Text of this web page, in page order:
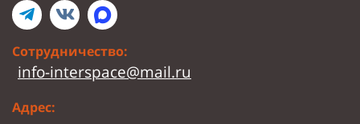
Сотрудничество:
info-interspace@mail.ru
Адрес: